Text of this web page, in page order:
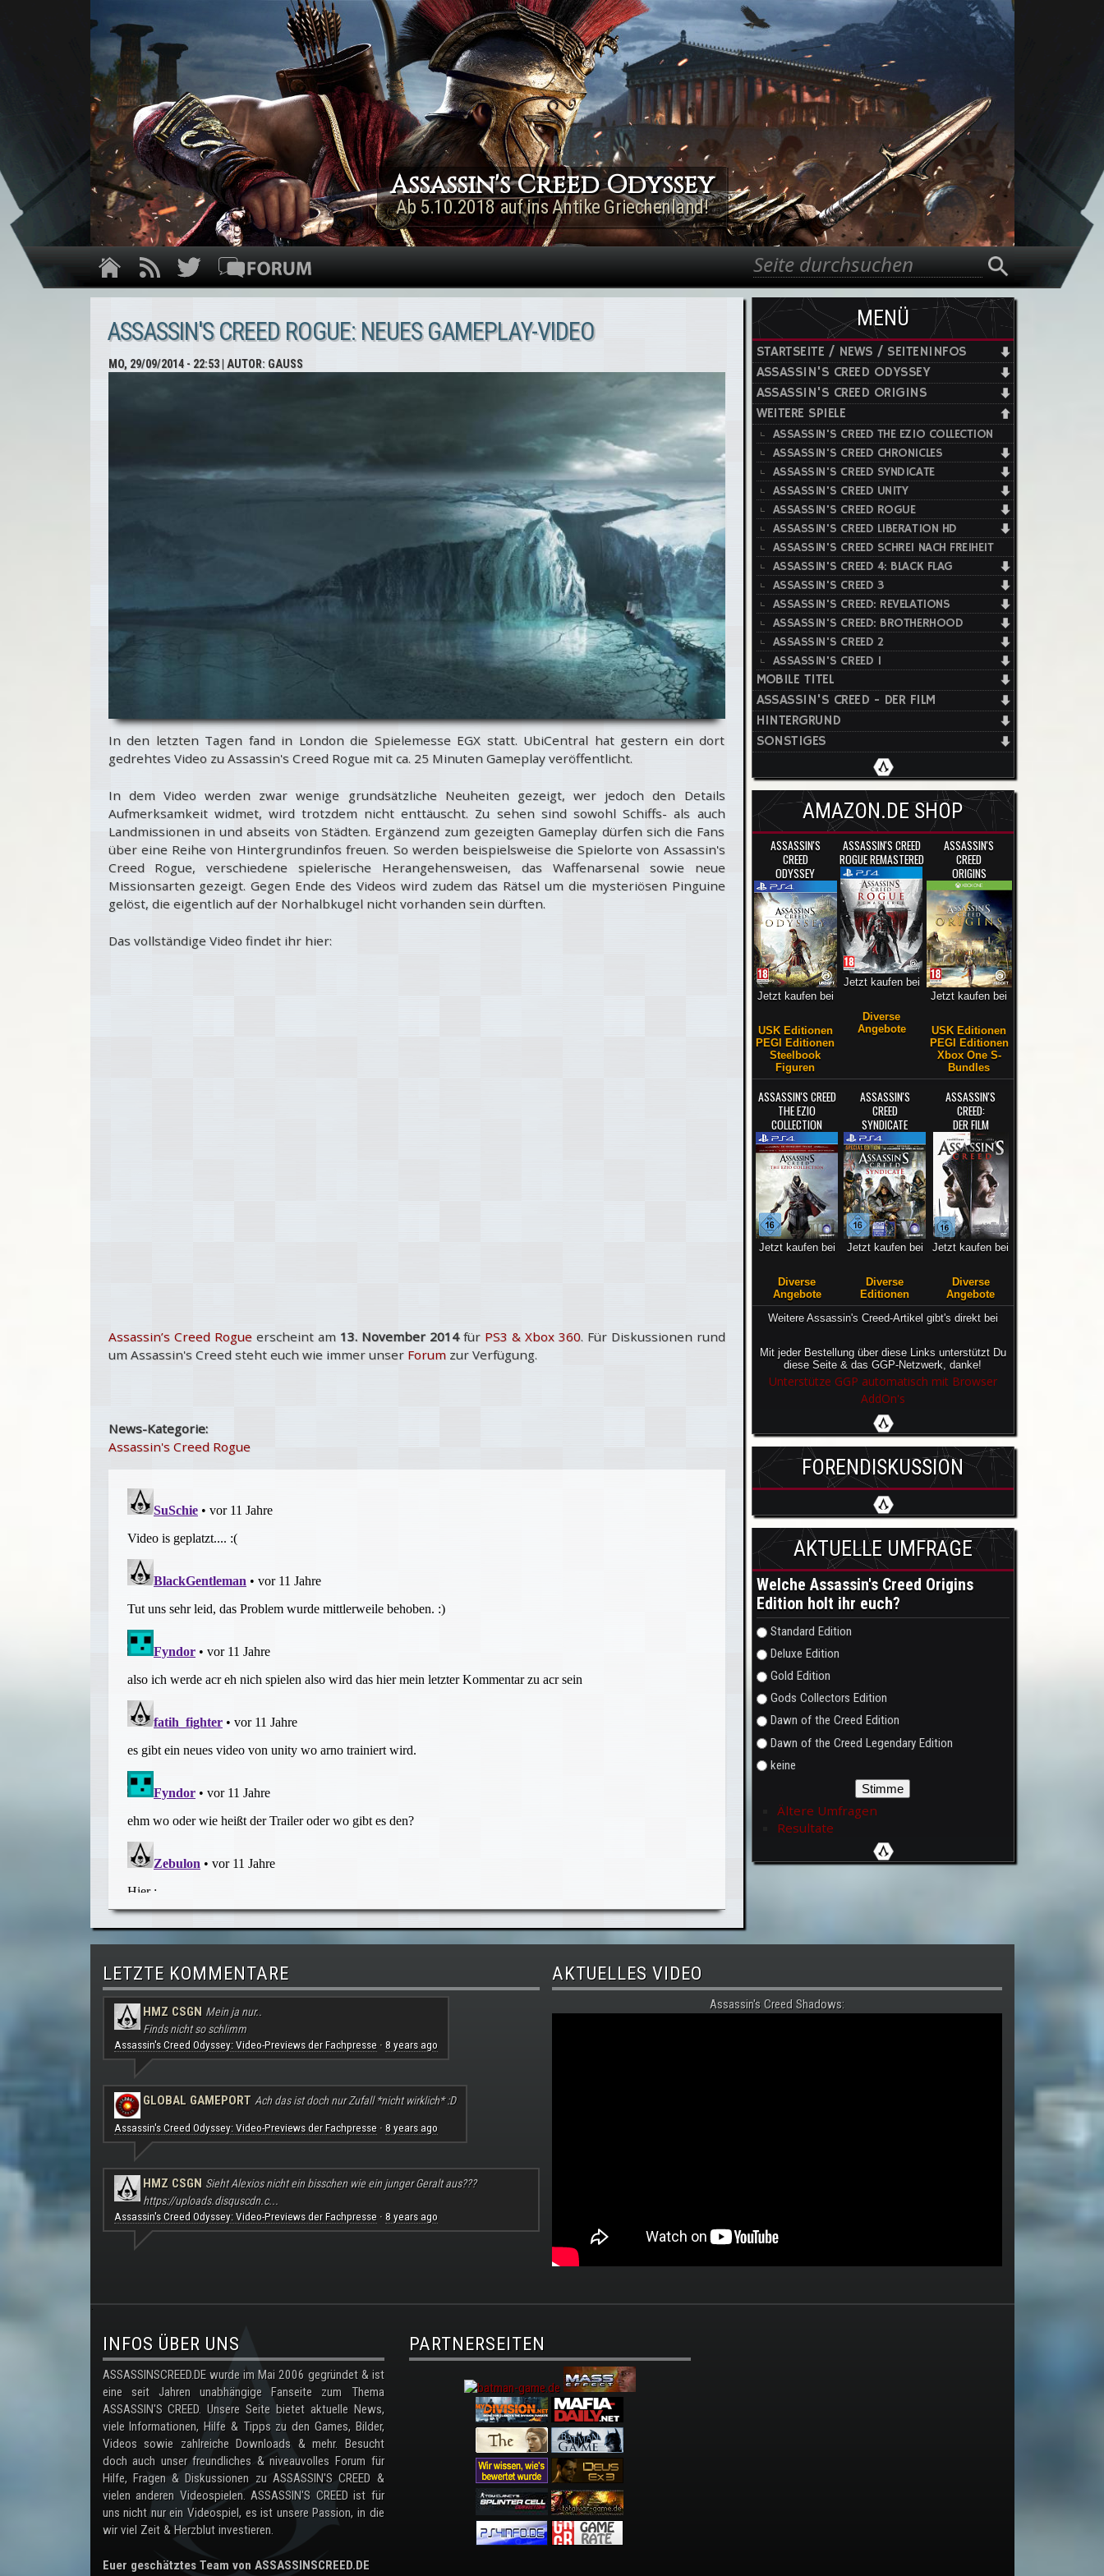
Direkt zum Inhalt
Assassin's Creed Rogue
Remastered
Jetzt für PS4 & Xbox One!
Suchformular
Suche
ASSASSIN'S CREED ROGUE: NEUES GAMEPLAY-VIDEO
MO, 29/09/2014 - 22:53| AUTOR: GAUSS
In den letzten Tagen fand in London die Spielemesse EGX statt. UbiCentral hat gestern ein dort
gedrehtes Video zu Assassin's Creed Rogue mit ca. 25 Minuten Gameplay veröffentlicht.
In dem Video werden zwar wenige grundsätzliche Neuheiten gezeigt, wer jedoch den Details
Aufmerksamkeit widmet, wird trotzdem nicht enttäuscht. Zu sehen sind sowohl Schiffs- als auch
Landmissionen in und abseits von Städten. Ergänzend zum gezeigten Gameplay dürfen sich die Fans
über eine Reihe von Hintergrundinfos freuen. So werden beispielsweise die Spielorte von Assassin's
Creed Rogue, verschiedene spielerische Herangehensweisen, das Waffenarsenal sowie neue
Missionsarten gezeigt. Gegen Ende des Videos wird zudem das Rätsel um die mysteriösen Pinguine
gelöst, die eigentlich auf der Norhalbkugel nicht vorhanden sein dürften.
Das vollständige Video findet ihr hier:
Assassin’s Creed Rogueerscheint am 13. November 2014für PS3 & Xbox 360. Für Diskussionen rund
um Assassin's Creed steht euch wie immer unser Forumzur Verfügung.
News-Kategorie:
Assassin's Creed Rogue
MENÜ
STARTSEITE / NEWS / SEITENINFOS
ASSASSIN'S CREED ODYSSEY
ASSASSIN'S CREED ORIGINS
WEITERE SPIELE
ASSASSIN'S CREED THE EZIO COLLECTION
ASSASSIN'S CREED CHRONICLES
ASSASSIN'S CREED SYNDICATE
ASSASSIN'S CREED UNITY
ASSASSIN'S CREED ROGUE
ASSASSIN'S CREED LIBERATION HD
ASSASSIN'S CREED SCHREI NACH FREIHEIT
ASSASSIN'S CREED 4: BLACK FLAG
ASSASSIN'S CREED 3
ASSASSIN'S CREED: REVELATIONS
ASSASSIN'S CREED: BROTHERHOOD
ASSASSIN'S CREED 2
ASSASSIN'S CREED 1
MOBILE TITEL
ASSASSIN'S CREED - DER FILM
HINTERGRUND
SONSTIGES
AMAZON.DE SHOP
ASSASSIN'S
CREED
ODYSSEY
Jetzt kaufen bei
USK Editionen
PEGI Editionen
Steelbook
Figuren
ASSASSIN'S CREED
ROGUE REMASTERED
Jetzt kaufen bei
Diverse
Angebote
ASSASSIN'S
CREED
ORIGINS
Jetzt kaufen bei
USK Editionen
PEGI Editionen
Xbox One S-
Bundles
ASSASSIN'S CREED
THE EZIO
COLLECTION
Jetzt kaufen bei
Diverse
Angebote
ASSASSIN'S
CREED
SYNDICATE
Jetzt kaufen bei
Diverse
Editionen
ASSASSIN'S
CREED:
DER FILM
Jetzt kaufen bei
Diverse
Angebote
Weitere Assassin's Creed-Artikel gibt's direkt bei
Mit jeder Bestellung über diese Links unterstützt Du
diese Seite & das GGP-Netzwerk, danke!
Unterstütze GGP automatisch mit Browser
AddOn's
FORENDISKUSSION
AKTUELLE UMFRAGE
Welche Assassin's Creed Origins
Edition holt ihr euch?
Auswahlmöglichkeiten
Standard Edition
Deluxe Edition
Gold Edition
Gods Collectors Edition
Dawn of the Creed Edition
Dawn of the Creed Legendary Edition
keine
Ältere Umfragen
Resultate
LETZTE KOMMENTARE
HMZ CSGN Mein ja nur..
Finds nicht so schlimm
Assassin's Creed Odyssey: Video-Previews der Fachpresse· 8 years ago
GLOBAL GAMEPORT Ach das ist doch nur Zufall *nicht wirklich* :D
Assassin's Creed Odyssey: Video-Previews der Fachpresse· 8 years ago
HMZ CSGN Sieht Alexios nicht ein bisschen wie ein junger Geralt aus???
https://uploads.disquscdn.c...
Assassin's Creed Odyssey: Video-Previews der Fachpresse· 8 years ago
AKTUELLES VIDEO
Assassin's Creed Shadows:
.
INFOS ÜBER UNS
ASSASSINSCREED.DE wurde im Mai 2006 gegründet & ist
eine seit Jahren unabhängige Fanseite zum Thema
ASSASSIN'S CREED. Unsere Seite bietet aktuelle News,
viele Informationen, Hilfe & Tipps zu den Games, Bilder,
Videos sowie zahlreiche Downloads & mehr. Besucht
doch auch unser freundliches & niveauvolles Forum für
Hilfe, Fragen & Diskussionen zu ASSASSIN'S CREED &
vielen anderen Videospielen. ASSASSIN'S CREED ist für
uns nicht nur ein Videospiel, es ist unsere Passion, in die
wir viel Zeit & Herzblut investieren.
Euer geschätztes Team von ASSASSINSCREED.DE
PARTNERSEITEN